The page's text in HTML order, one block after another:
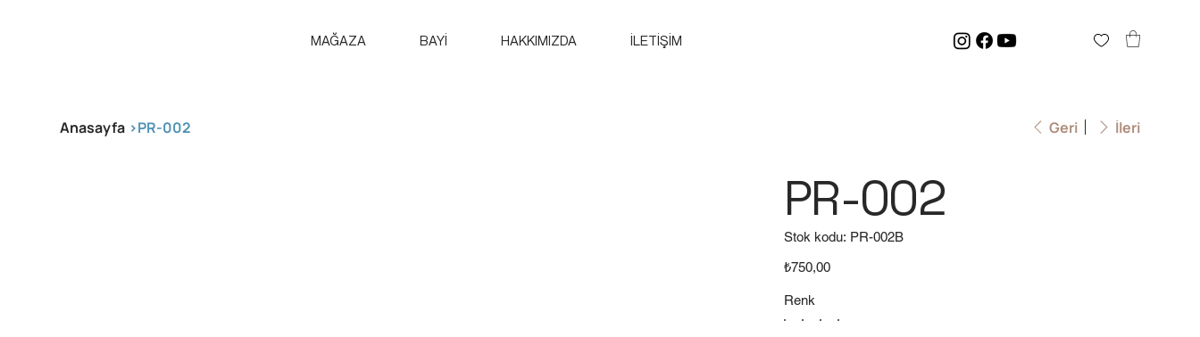
MAĞAZA BAYİ HAKKIMIZDA İLETİŞİM
Anasayfa >PR-002 Geri İleri
PR-002
Stok kodu: Stok
kodu:
PR-002B
Fiyat
₺750,00
Renk